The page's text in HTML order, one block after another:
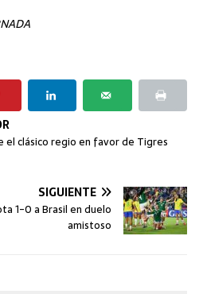
el clásico regio en favor de Tigres
SIGUIENTE
1-0 a Brasil en duelo
amistoso